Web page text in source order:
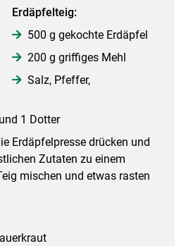
Erdäpfelteig:
500 g gekochte Erdäpfel
200 g griffiges Mehl
Salz, Pfeffer,
1 Dotter
Erdäpfelpresse drücken und
Zutaten zu einem
mischen und etwas rasten